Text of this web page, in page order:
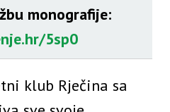
monografije:
5sp0
klub Rječina sa